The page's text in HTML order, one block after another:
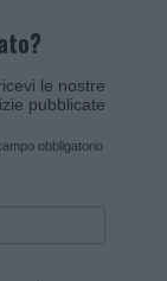
le nostre
pubblicate
obbligatorio